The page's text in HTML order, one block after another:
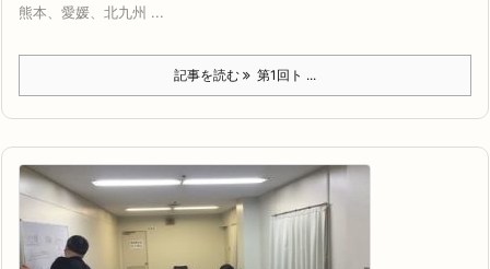
熊本、愛媛、北九州 ...
記事を読む 第1回ト ...